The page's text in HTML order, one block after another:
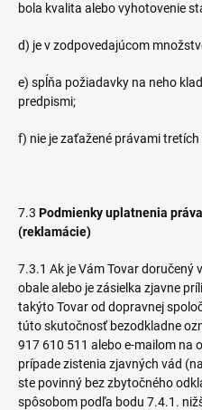
bola kvalita alebo vyhotovenie
d) je v zodpovedajúcom
e) spĺňa požiadavky na neho
predpismi;
f) nie je zaťažené právami
7.3 Podmienky uplatnenia
(reklamácie)
7.3.1 Ak je Vám Tovar doručený
obale alebo je zásielka zjavne
takýto Tovar od dopravnej
túto skutočnosť bezodkladne
917 610 511 alebo e-mailom na
prípade zistenia zjavných vád
ste povinný bez zbytočného
spôsobom podľa bodu 7.4.1.